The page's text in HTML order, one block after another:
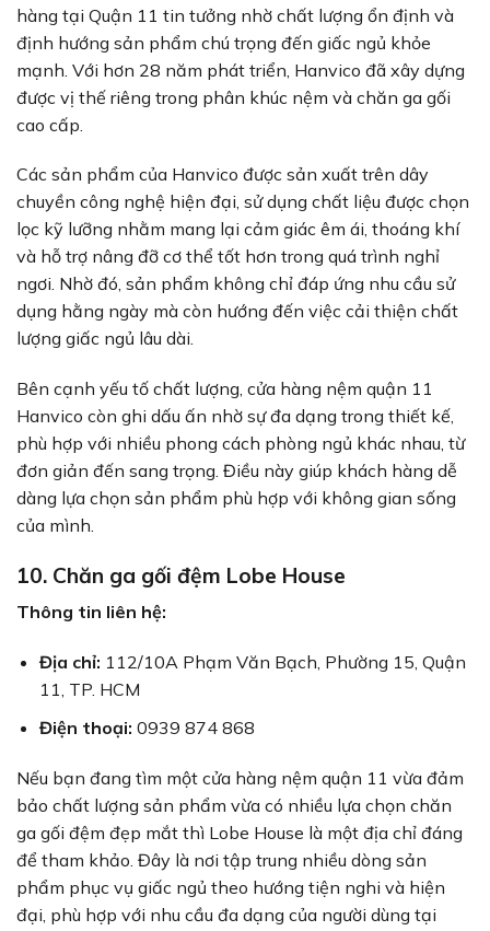
hàng tại Quận 11 tin tưởng nhờ chất lượng ổn định và
định hướng sản phẩm chú trọng đến giấc ngủ khỏe
mạnh. Với hơn 28 năm phát triển, Hanvico đã xây dựng
được vị thế riêng trong phân khúc nệm và chăn ga gối
cao cấp.
Các sản phẩm của Hanvico được sản xuất trên dây
chuyền công nghệ hiện đại, sử dụng chất liệu được chọn
lọc kỹ lưỡng nhằm mang lại cảm giác êm ái, thoáng khí
và hỗ trợ nâng đỡ cơ thể tốt hơn trong quá trình nghỉ
ngơi. Nhờ đó, sản phẩm không chỉ đáp ứng nhu cầu sử
dụng hằng ngày mà còn hướng đến việc cải thiện chất
lượng giấc ngủ lâu dài.
Bên cạnh yếu tố chất lượng, cửa hàng nệm quận 11
Hanvico còn ghi dấu ấn nhờ sự đa dạng trong thiết kế,
phù hợp với nhiều phong cách phòng ngủ khác nhau, từ
đơn giản đến sang trọng. Điều này giúp khách hàng dễ
dàng lựa chọn sản phẩm phù hợp với không gian sống
của mình.
10. Chăn ga gối đệm Lobe House
Thông tin liên hệ:
Địa chỉ: 112/10A Phạm Văn Bạch, Phường 15, Quận
11, TP. HCM
Điện thoại: 0939 874 868
Nếu bạn đang tìm một cửa hàng nệm quận 11 vừa đảm
bảo chất lượng sản phẩm vừa có nhiều lựa chọn chăn
ga gối đệm đẹp mắt thì Lobe House là một địa chỉ đáng
để tham khảo. Đây là nơi tập trung nhiều dòng sản
phẩm phục vụ giấc ngủ theo hướng tiện nghi và hiện
đại, phù hợp với nhu cầu đa dạng của người dùng tại